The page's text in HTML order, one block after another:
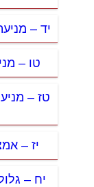
יד –
טו –
טז –
יז –
יח –